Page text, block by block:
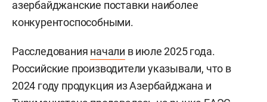
азербайджанские поставки наиболее
конкурентоспособными.
Расследования начали в июле 2025 года.
Российские производители указывали, что в
2024 году продукция из Азербайджана и